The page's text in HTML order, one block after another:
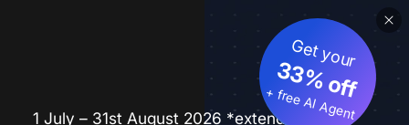
1 July – 31st August 2026 *extended
Get your
33% off
+ free AI Agent